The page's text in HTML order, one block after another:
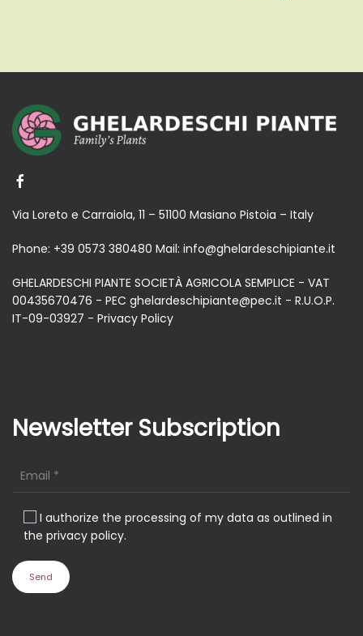
Via Loreto e Carraiola, 11 – 51100 Masiano Pistoia – Italy
Phone: +39 0573 380480 Mail: info@ghelardeschipiante.it
GHELARDESCHI PIANTE SOCIETÀ AGRICOLA SEMPLICE - VAT
00435670476 - PEC ghelardeschipiante@pec.it - R.U.O.P.
IT-09-03927 - Privacy Policy
Newsletter Subscription
I authorize the processing of my data as outlined in
the privacy policy.